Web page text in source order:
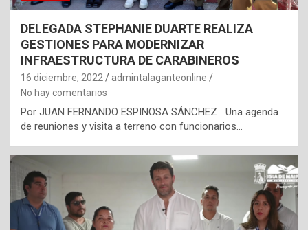
DELEGADA STEPHANIE DUARTE REALIZA
GESTIONES PARA MODERNIZAR
INFRAESTRUCTURA DE CARABINEROS
16 diciembre, 2022
admintalaganteonline
No hay comentarios
Por JUAN FERNANDO ESPINOSA SÁNCHEZ Una agenda
de reuniones y visita a terreno con funcionarios…